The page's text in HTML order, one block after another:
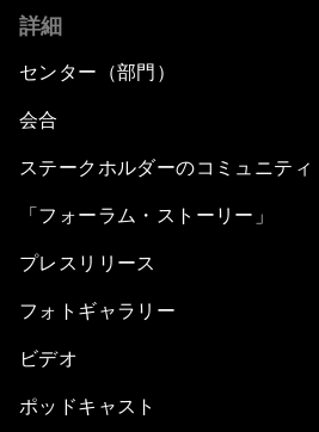
詳細
センター（部門）
会合
ステークホルダーのコミュニティ
「フォーラム・ストーリー」
プレスリリース
フォトギャラリー
ビデオ
ポッドキャスト